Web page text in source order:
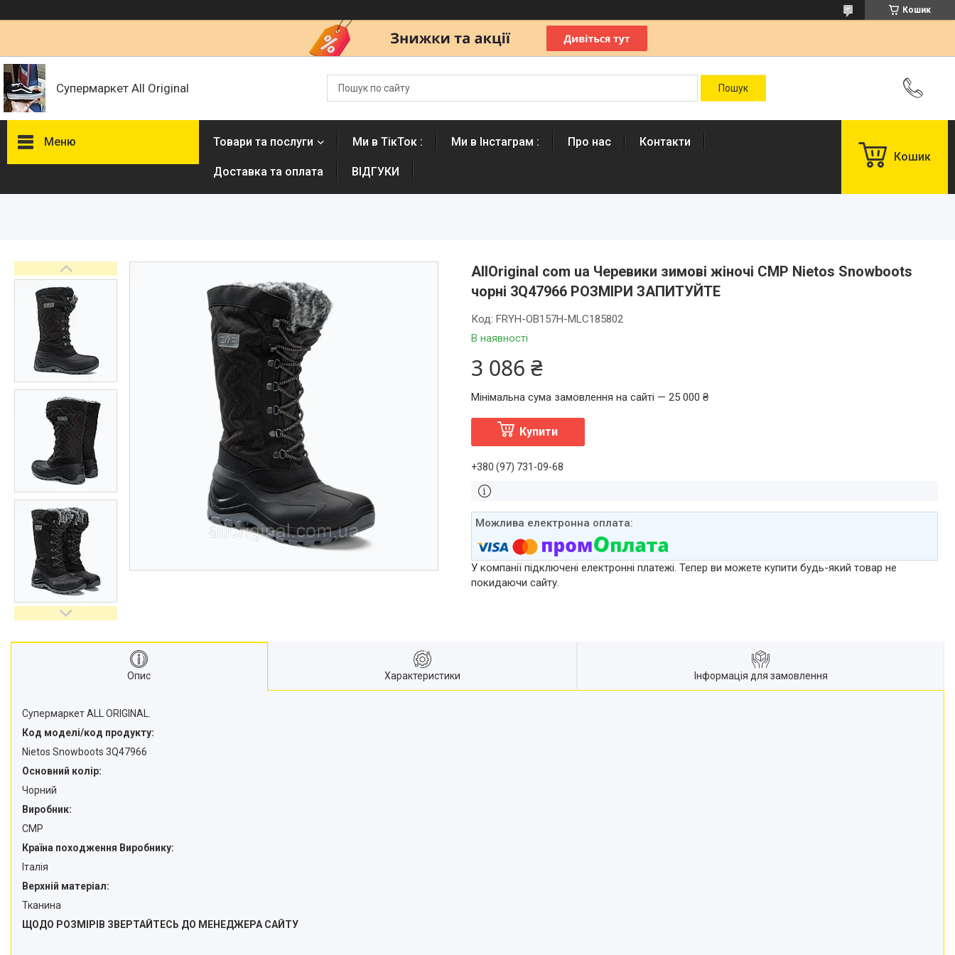
Кошик
Супермаркет All Original
Меню Товари та послуги Ми в ТікТок : Ми в Інстаграм : Про нас Контакти
Доставка та оплата ВІДГУКИ
Кошик
AllOriginal com ua Черевики зимові жіночі CMP Nietos Snowboots
чорні 3Q47966 РОЗМІРИ ЗАПИТУЙТЕ
В наявності
Код: FRYH-OB157H-MLC185802
3 086 ₴
Мінімальна сума замовлення на сайті — 25 000 ₴
Купити
+380 (97) 731-09-68
У компанії підключені електронні платежі. Тепер ви можете купити будь-який товар не
покидаючи сайту.
Опис Характеристики Інформація для замовлення
Супермаркет ALL ORIGINAL.
Код моделі/код продукту:
Nietos Snowboots 3Q47966
Основний колір:
Чорний
Виробник:
CMP
Країна походження Виробнику:
Італія
Верхній матеріал:
Тканина
ЩОДО РОЗМІРІВ ЗВЕРТАЙТЕСЬ ДО МЕНЕДЖЕРА САЙТУ